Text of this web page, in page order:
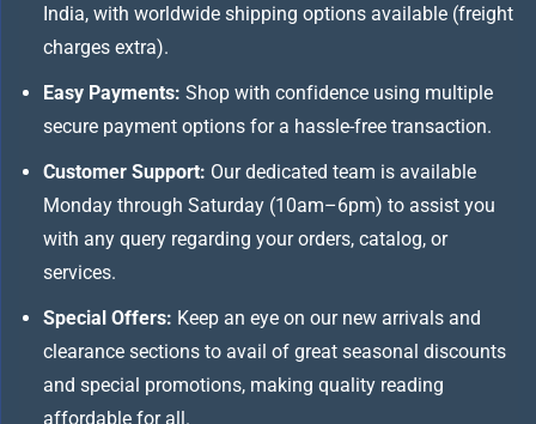
India, with worldwide shipping options available (freight
charges extra).
Easy Payments: Shop with confidence using multiple
secure payment options for a hassle-free transaction.
Customer Support: Our dedicated team is available
Monday through Saturday (10am–6pm) to assist you
with any query regarding your orders, catalog, or
services.
Special Offers: Keep an eye on our new arrivals and
clearance sections to avail of great seasonal discounts
and special promotions, making quality reading
affordable for all.